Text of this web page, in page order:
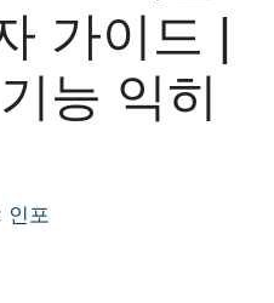
가이드 |
능 익히
인포